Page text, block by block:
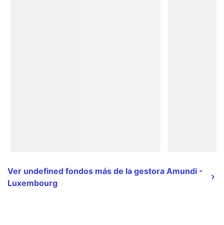
Ver undefined fondos más de la gestora Amundi -
Luxembourg